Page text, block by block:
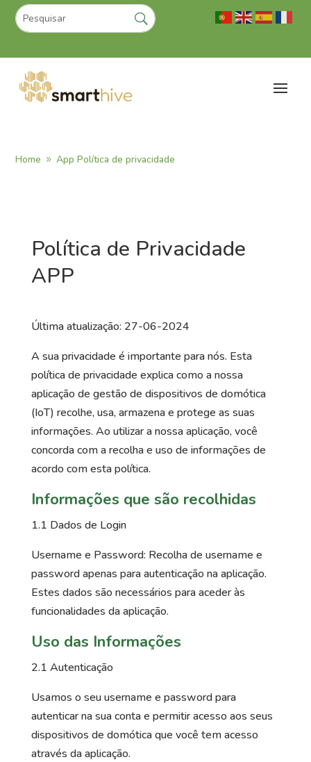
Home 9 App Política de privacidade
Política de Privacidade
APP
Última atualização: 27-06-2024
A sua privacidade é importante para nós. Esta
política de privacidade explica como a nossa
aplicação de gestão de dispositivos de domótica
(IoT) recolhe, usa, armazena e protege as suas
informações. Ao utilizar a nossa aplicação, você
concorda com a recolha e uso de informações de
acordo com esta política.
Informações que são recolhidas
1.1 Dados de Login
Username e Password: Recolha de username e
password apenas para autenticação na aplicação.
Estes dados são necessários para aceder às
funcionalidades da aplicação.
Uso das Informações
2.1 Autenticação
Usamos o seu username e password para
autenticar na sua conta e permitir acesso aos seus
dispositivos de domótica que você tem acesso
através da aplicação.